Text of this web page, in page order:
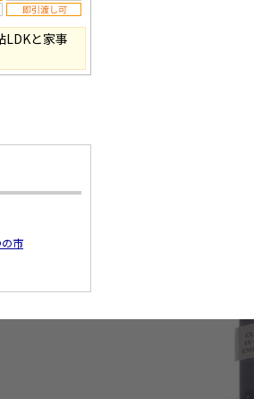
LDKと家事
市